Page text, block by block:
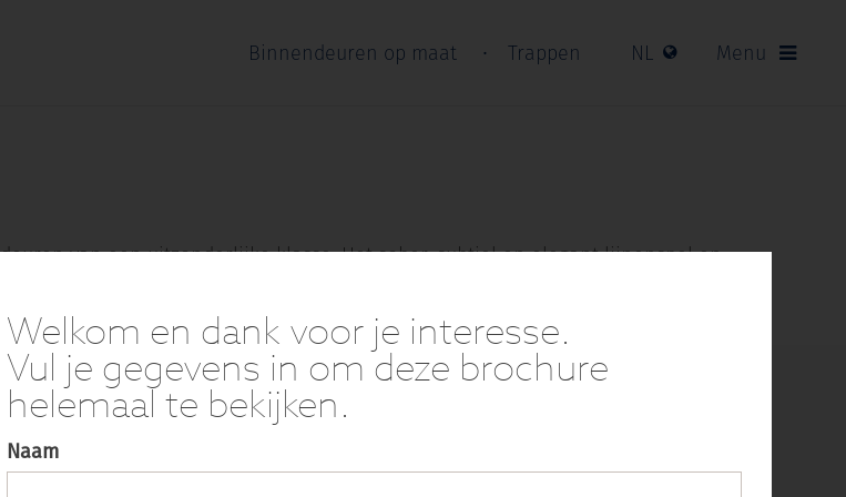
Welkom en dank voor je interesse.
Vul je gegevens in om deze brochure
helemaal te bekijken.
Naam
Binnendeuren op maat Trappen NL Menu
van een uitzonderlijke klasse. Het sober, subtiel en elegant lijnenspel en